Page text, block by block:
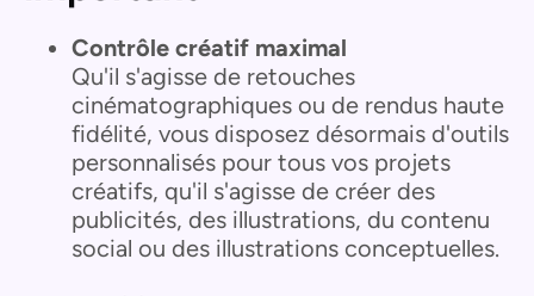
Contrôle créatif maximal
Qu'il s'agisse de retouches
cinématographiques ou de rendus haute
fidélité, vous disposez désormais d'outils
personnalisés pour tous vos projets
créatifs, qu'il s'agisse de créer des
publicités, des illustrations, du contenu
social ou des illustrations conceptuelles.